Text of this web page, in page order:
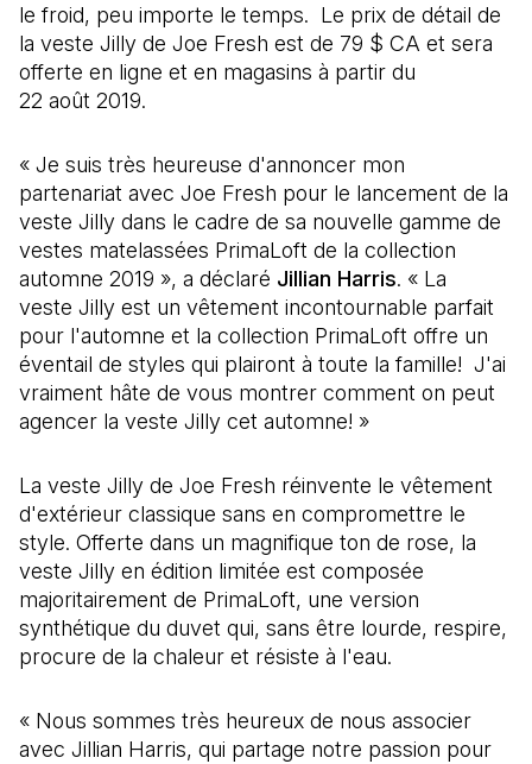
le froid, peu importe le temps. Le prix de détail de
la veste Jilly de Joe Fresh est de 79 $ CA et sera
offerte en ligne et en magasins à partir du
22 août 2019.
« Je suis très heureuse d'annoncer mon
partenariat avec Joe Fresh pour le lancement de la
veste Jilly dans le cadre de sa nouvelle gamme de
vestes matelassées PrimaLoft de la collection
automne 2019 », a déclaré Jillian Harris. « La
veste Jilly est un vêtement incontournable parfait
pour l'automne et la collection PrimaLoft offre un
éventail de styles qui plairont à toute la famille! J'ai
vraiment hâte de vous montrer comment on peut
agencer la veste Jilly cet automne! »
La veste Jilly de Joe Fresh réinvente le vêtement
d'extérieur classique sans en compromettre le
style. Offerte dans un magnifique ton de rose, la
veste Jilly en édition limitée est composée
majoritairement de PrimaLoft, une version
synthétique du duvet qui, sans être lourde, respire,
procure de la chaleur et résiste à l'eau.
« Nous sommes très heureux de nous associer
avec Jillian Harris, qui partage notre passion pour